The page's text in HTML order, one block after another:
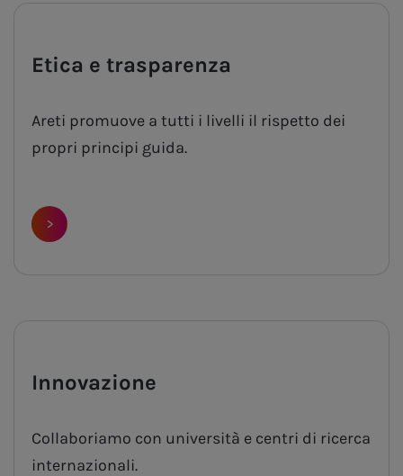
Etica e trasparenza
Areti promuove a tutti i livelli il rispetto dei
propri principi guida.
>
Innovazione
Collaboriamo con università e centri di ricerca
internazionali.